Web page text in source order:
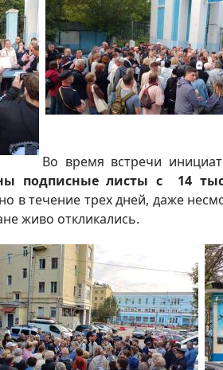
Во время встречи
подписные листы с 14
в течение трех дней, даже
живо откликались.